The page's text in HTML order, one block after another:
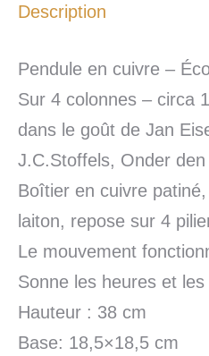
Description
Pendule en cuivre –
Sur 4 colonnes – circa
dans le goût de Jan
J.C.Stoffels, Onder
Boîtier en cuivre
laiton, repose sur 4
Le mouvement
Sonne les heures et
Hauteur : 38 cm
Base: 18,5×18,5 cm